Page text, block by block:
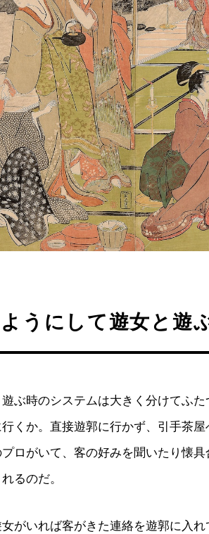
うにして遊女と遊
ぶ時のシステムは大きく分けてふ
くか。直接遊郭に行かず、引手茶
ロがいて、客の好みを聞いたり懐
るのだ。
がいれば客がきた連絡を遊郭に入れ